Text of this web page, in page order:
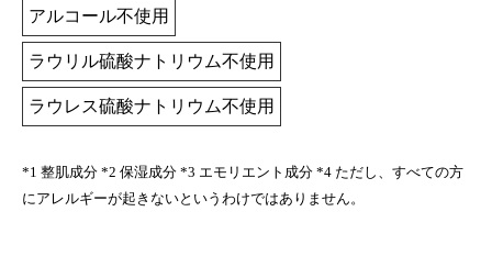
アルコール不使用
ラウリル硫酸ナトリウム不使用
ラウレス硫酸ナトリウム不使用
*1 整肌成分 *2 保湿成分 *3 エモリエント成分 *4 ただし、すべての方
にアレルギーが起きないというわけではありません。